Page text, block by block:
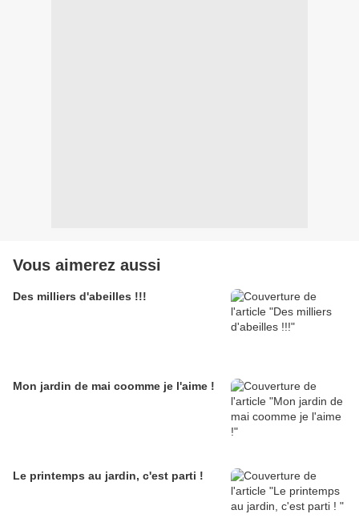
Vous aimerez aussi
Des milliers d'abeilles !!!
Mon jardin de mai coomme je l'aime !
Le printemps au jardin, c'est parti !